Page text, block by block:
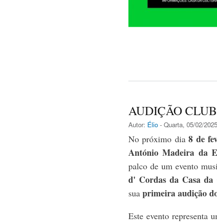
AUDIÇÃO
Autor: Élio - Quarta, 05/02/
No próximo dia8 de
António Madeira da
palco de um evento
d' Cordas da Casa
sua primeira audição
Este evento representa